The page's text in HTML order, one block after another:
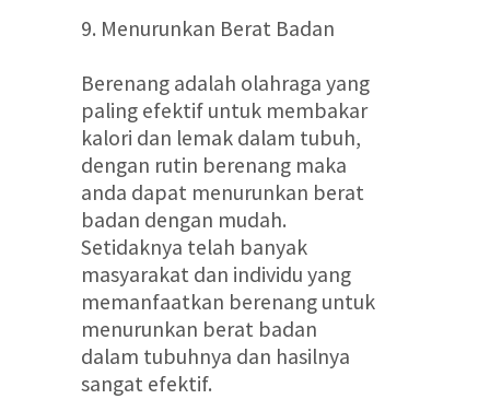
9. Menurunkan Berat Badan
Berenang adalah olahraga yang
paling efektif untuk membakar
kalori dan lemak dalam tubuh,
dengan rutin berenang maka
anda dapat menurunkan berat
badan dengan mudah.
Setidaknya telah banyak
masyarakat dan individu yang
memanfaatkan berenang untuk
menurunkan berat badan
dalam tubuhnya dan hasilnya
sangat efektif.